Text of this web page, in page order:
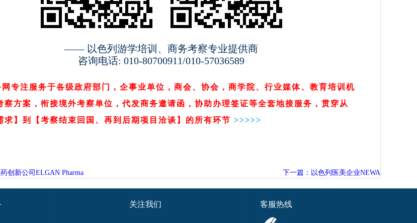
—— 以色列游学培训、商务考察专业提供商
咨询电话: 010-80700911/010-57036589
专注服务于各级政府部门，企事业单位，商会、协会，商学院、行业媒体、教育培训机
察方案，衔接境外考察单位，代发商务邀请函，协助办理签证等全套地接服务，贯穿从
求】到【考察结束回国、再到后期项目 洽谈 】的所有环节 >>>>>
创新公司ELGAN Pharma 下一篇：以色列医美企业NEWA
关注我们 客服热线